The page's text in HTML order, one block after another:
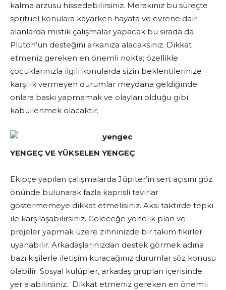
kalma arzusu hissedebilirsiniz. Merakınız bu süreçte
spritüel konulara kayarken hayata ve evrene dair
alanlarda mistik çalışmalar yapacak bu sırada da
Plüton’un desteğini arkanıza alacaksınız. Dikkat
etmeniz gereken en önemli nokta; özellikle
çocuklarınızla ilgili konularda sizin beklentilerinize
karşılık vermeyen durumlar meydana geldiğinde
onlara baskı yapmamak ve olayları olduğu gibi
kabullenmek olacaktır.
YENGEÇ VE YÜKSELEN YENGEÇ
Ekipçe yapılan çalışmalarda Jüpiter’in sert açısını göz
önünde bulunarak fazla kaprisli tavırlar
göstermemeye dikkat etmelisiniz. Aksi taktirde tepki
ile karşılaşabilirsiniz. Geleceğe yönelik plan ve
projeler yapmak üzere zihninizde bir takım fikirler
uyanabilir. Arkadaşlarınızdan destek görmek adına
bazı kişilerle iletişim kuracağınız durumlar söz konusu
olabilir. Sosyal kulüpler, arkadaş grupları içerisinde
yer alabilirsiniz. Dikkat etmeniz gereken en önemli